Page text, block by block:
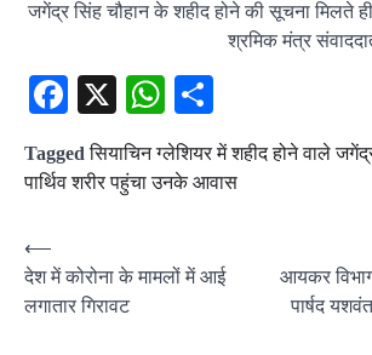
जगेंद्र सिंह चौहान के शहीद होने की सूचना मिलते
श्रमिक मंत्र
Facebook
X WhatsApp
Taggedसियाचिन ग्लेशियर में शहीद होने वाले
पार्थिव शरीर पहुंचा उनके आवास
Post
navigation
⟵
देश में कोरोना के मामलों में आई
लगातार गिरावट
आयकर
पार्षद